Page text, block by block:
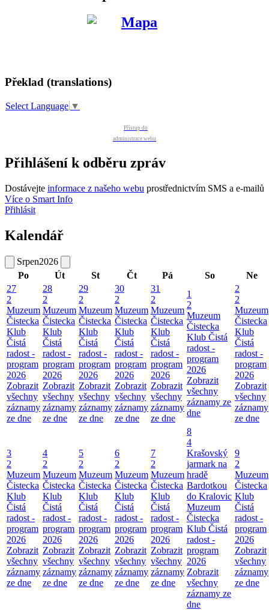
Překlad (translations)
Select Language ▼
Přístup do
administrace webu
Přihlášení k odběru zpráv
Dostávejte informace z našeho webu prostřednictvím SMS a e-mailů
Více o Smart Info
Přihlásit
Kalendář
Srpen2026
Po
Út St Čt Pá So
Ne
27
2
Muzeum
Čistecka
Klub
Čistá
radost -
program
2026
Zobrazit
všechny
záznamy
ze dne
28
2
Muzeum
Čistecka
Klub
Čistá
radost -
program
2026
Zobrazit
všechny
záznamy
ze dne
29
2
Muzeum
Čistecka
Klub
Čistá
radost -
program
2026
Zobrazit
všechny
záznamy
ze dne
30
2
Muzeum
Čistecka
Klub
Čistá
radost -
program
2026
Zobrazit
všechny
záznamy
ze dne
31
2
Muzeum
Čistecka
Klub
Čistá
radost -
program
2026
Zobrazit
všechny
záznamy
ze dne
1
2
Muzeum
Čistecka
Klub Čistá
radost -
program
2026
Zobrazit
všechny
záznamy ze
dne
2
2
Muzeum
Čistecka
Klub
Čistá
radost -
program
2026
Zobrazit
všechny
záznamy
ze dne
3
2
Muzeum
Čistecka
Klub
Čistá
radost -
program
2026
Zobrazit
všechny
záznamy
ze dne
4
2
Muzeum
Čistecka
Klub
Čistá
radost -
program
2026
Zobrazit
všechny
záznamy
ze dne
5
2
Muzeum
Čistecka
Klub
Čistá
radost -
program
2026
Zobrazit
všechny
záznamy
ze dne
6
2
Muzeum
Čistecka
Klub
Čistá
radost -
program
2026
Zobrazit
všechny
záznamy
ze dne
7
2
Muzeum
Čistecka
Klub
Čistá
radost -
program
2026
Zobrazit
všechny
záznamy
ze dne
8
4
Krašovský
jarmark na
hradě
Bardotkou
do Kralovic
Muzeum
Čistecka
Klub Čistá
radost -
program
2026
Zobrazit
všechny
záznamy ze
dne
9
2
Muzeum
Čistecka
Klub
Čistá
radost -
program
2026
Zobrazit
všechny
záznamy
ze dne